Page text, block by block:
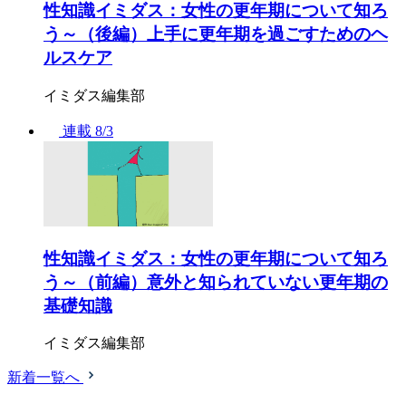
性知識イミダス：女性の更年期について知ろ
う～（後編）上手に更年期を過ごすためのヘ
ルスケア
イミダス編集部
連載 8/3
性知識イミダス：女性の更年期について知ろ
う～（前編）意外と知られていない更年期の
基礎知識
イミダス編集部
新着一覧へ